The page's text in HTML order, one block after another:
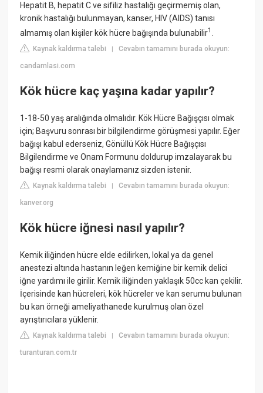
Hepatit B, hepatit C ve sifiliz hastalığı geçirmemiş olan,
kronik hastalığı bulunmayan, kanser, HIV (AIDS) tanısı
almamış olan kişiler kök hücre bağışında bulunabilir1
Kaynak kaldırma talebi |Cevabın tamamını burada okuyun:
candamlasi.com
Kök hücre kaç yaşına kadar yapılır?
1-18-50 yaş aralığında olmalıdır. Kök Hücre Bağışçısı olmak
için; Başvuru sonrası bir bilgilendirme görüşmesi yapılır. Eğer
bağışı kabul ederseniz, Gönüllü Kök Hücre Bağışçısı
Bilgilendirme ve Onam Formunu doldurup imzalayarak bu
bağışı resmi olarak onaylamanız sizden istenir.
Kaynak kaldırma talebi |Cevabın tamamını burada okuyun:
kanver.org
Kök hücre iğnesi nasıl yapılır?
Kemik iliğinden hücre elde edilirken, lokal ya da genel
anestezi altında hastanın leğen kemiğine bir kemik delici
iğne yardımı ile girilir. Kemik iliğinden yaklaşık 50cc kan çekilir.
İçerisinde kan hücreleri, kök hücreler ve kan serumu bulunan
bu kan örneği ameliyathanede kurulmuş olan özel
ayrıştırıcılara yüklenir.
Kaynak kaldırma talebi |Cevabın tamamını burada okuyun:
turanturan.com.tr